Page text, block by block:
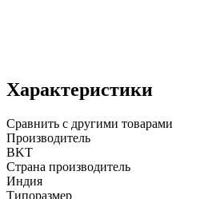
Характеристики
Сравнить с другими товарами
Производитель
BKT
Страна производитель
Индия
Типоразмер